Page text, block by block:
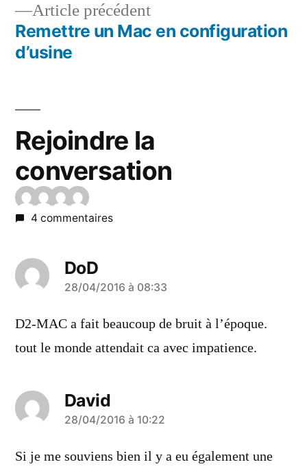
de
l’article
Article précédentArticle
précédent :
Remettre un Mac en configuration
d’usine
Rejoindre la
conversation
4 commentaires
DoD
a
dit :
28/04/2016 à 08:33
D2-MAC a fait beaucoup de bruit à l’époque.
tout le monde attendait ca avec impatience.
David
a
dit :
28/04/2016 à 10:22
Si je me souviens bien il y a eu également une